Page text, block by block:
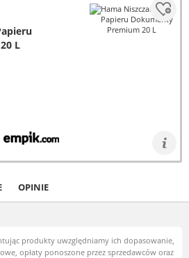
L
OPINIE
produkty uwzględniamy ich dopasowanie,
opłaty ponoszone przez sprzedawców oraz